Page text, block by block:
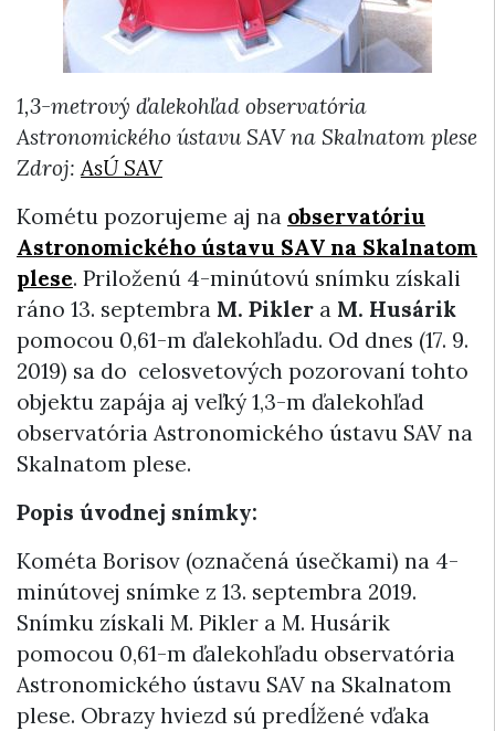
1,3-metrový ďalekohľad observatória
Astronomického ústavu SAV na Skalnatom plese
Zdroj:AsÚ SAV
Kométu pozorujeme aj na observatóriu
Astronomického ústavu SAV na Skalnatom
plese. Priloženú 4-minútovú snímku získali
ráno 13. septembra M. Pikler a M. Husárik
pomocou 0,61-m ďalekohľadu. Od dnes (17. 9.
2019) sa do celosvetových pozorovaní tohto
objektu zapája aj veľký 1,3-m ďalekohľad
observatória Astronomického ústavu SAV na
Skalnatom plese.
Popis úvodnej snímky:
Kométa Borisov (označená úsečkami) na 4-
minútovej snímke z 13. septembra 2019.
Snímku získali M. Pikler a M. Husárik
pomocou 0,61-m ďalekohľadu observatória
Astronomického ústavu SAV na Skalnatom
plese. Obrazy hviezd sú predĺžené vďaka